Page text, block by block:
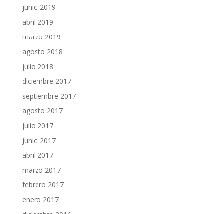
junio 2019
abril 2019
marzo 2019
agosto 2018
julio 2018
diciembre 2017
septiembre 2017
agosto 2017
julio 2017
junio 2017
abril 2017
marzo 2017
febrero 2017
enero 2017